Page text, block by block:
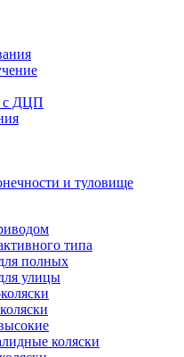
с ДЦП
и туловище
типа
полных
улицы
коляски